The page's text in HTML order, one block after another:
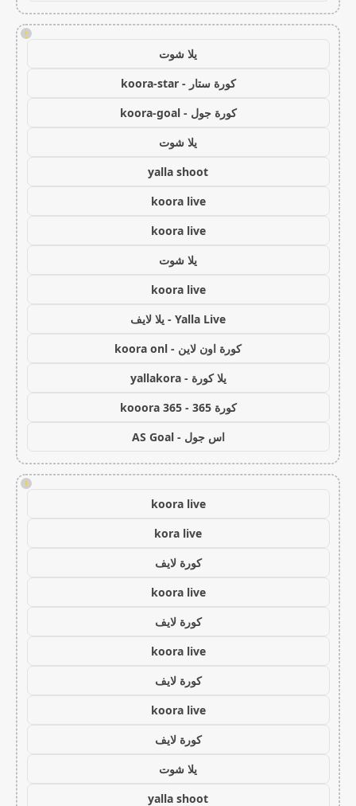
!
يلا شوت
كورة ستار - koora-star
كورة جول - koora-goal
يلا شوت
yalla shoot
koora live
koora live
يلا شوت
koora live
Yalla Live - يلا لايف
كورة اون لاين - koora onl
يلا كورة - yallakora
كورة 365 - kooora 365
اس جول - AS Goal
!
koora live
kora live
كورة لايف
koora live
كورة لايف
koora live
كورة لايف
koora live
كورة لايف
يلا شوت
yalla shoot